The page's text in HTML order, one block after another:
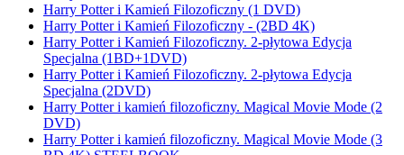
Harry Potter i Kamień Filozoficzny (1 DVD)
Harry Potter i Kamień Filozoficzny - (2BD 4K)
Harry Potter i Kamień Filozoficzny. 2-płytowa Edycja
Specjalna (1BD+1DVD)
Harry Potter i Kamień Filozoficzny. 2-płytowa Edycja
Specjalna (2DVD)
Harry Potter i kamień filozoficzny. Magical Movie Mode (2
DVD)
Harry Potter i kamień filozoficzny. Magical Movie Mode (3